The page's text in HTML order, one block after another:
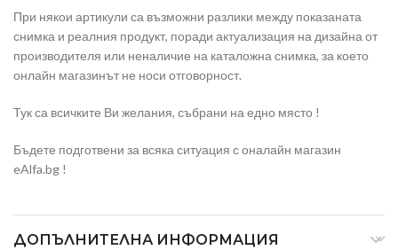
При някои артикули са възможни разлики между показаната
снимка и реалния продукт, поради актуализация на дизайна от
производителя или неналичие на каталожна снимка, за което
онлайн магазинът не носи отговорност.
Тук са всичките Ви желания, събрани на едно място !
Бъдете подготвени за всяка ситуация с оналайн магазин
eAlfa.bg !
ДОПЪЛНИТЕЛНА ИНФОРМАЦИЯ